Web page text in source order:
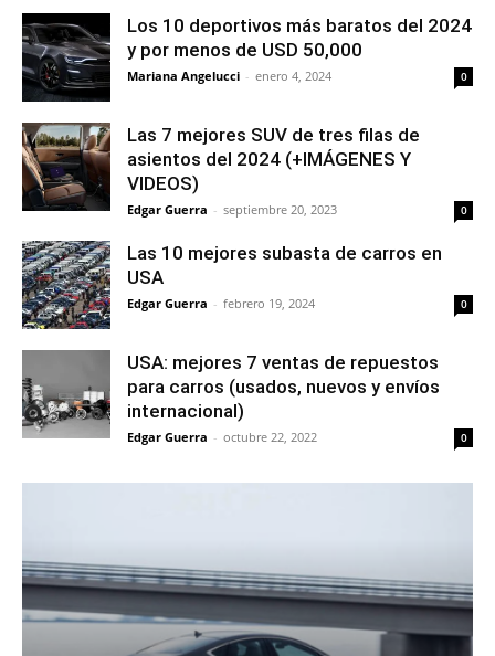
Los 10 deportivos más baratos del 2024
y por menos de USD 50,000
Mariana Angelucci - enero 4, 2024 0
Las 7 mejores SUV de tres filas de
asientos del 2024 (+IMÁGENES Y
VIDEOS)
Edgar Guerra - septiembre 20, 2023 0
Las 10 mejores subasta de carros en
USA
Edgar Guerra - febrero 19, 2024 0
USA: mejores 7 ventas de repuestos
para carros (usados, nuevos y envíos
internacional)
Edgar Guerra - octubre 22, 2022 0